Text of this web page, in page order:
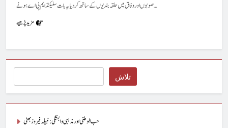
صوبوں اور وفاق میں حلقہ بندیوں کے ساتھ کر دیا یہ بات سلیکٹڈ ایم پی اے ہونے…
مزید پڑھیے
تلاش
حب الوطنی اور مذہبی وابستگی : نبیلہ فیروز بھٹی